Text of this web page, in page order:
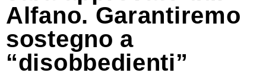
Alfano. Garantiremo
sostegno a
“disobbedienti”